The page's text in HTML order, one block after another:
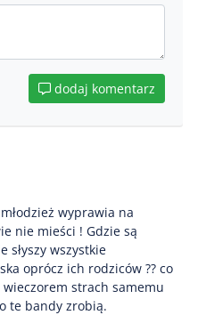
dodaj komentarz
wyprawia na
nie mieści ! Gdzie są
słyszy wszystkie
oprócz ich rodziców ?? co
strach samemu
te bandy zrobią.